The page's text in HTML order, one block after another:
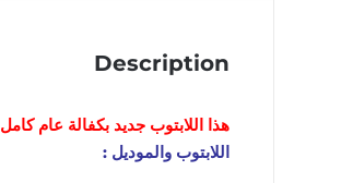
Description
هذا اللابتوب جديد بكفالة عام كامل
اللابتوب والموديل :